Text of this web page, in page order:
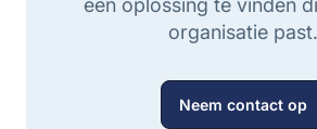
een oplossing te vinden
organisatie past.
Neem contact op